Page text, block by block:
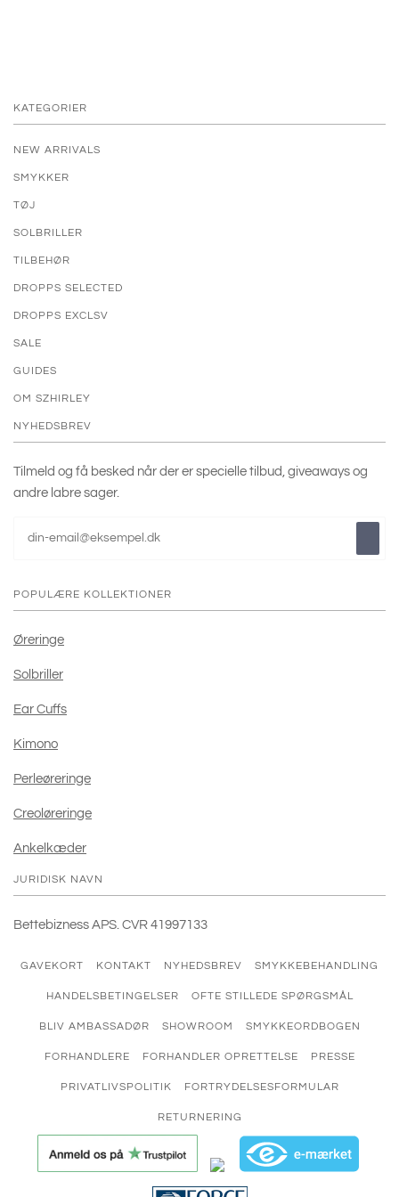
KATEGORIER
NEW ARRIVALS
SMYKKER
TØJ
SOLBRILLER
TILBEHØR
DROPPS SELECTED
DROPPS EXCLSV
SALE
GUIDES
OM SZHIRLEY
NYHEDSBREV
Tilmeld og få besked når der er specielle tilbud, giveaways og
andre labre sager.
POPULÆRE KOLLEKTIONER
Øreringe
Solbriller
Ear Cuffs
Kimono
Perleøreringe
Creoløreringe
Ankelkæder
JURIDISK NAVN
Bettebizness APS. CVR 41997133
GAVEKORT KONTAKT NYHEDSBREV SMYKKEBEHANDLING
HANDELSBETINGELSER OFTE STILLEDE SPØRGSMÅL
BLIV AMBASSADØR SHOWROOM SMYKKEORDBOGEN
FORHANDLERE FORHANDLER OPRETTELSE PRESSE
PRIVATLIVSPOLITIK FORTRYDELSESFORMULAR
RETURNERING